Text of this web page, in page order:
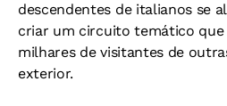
descendentes de italianos se
criar um circuito temático que
milhares de visitantes de
exterior.